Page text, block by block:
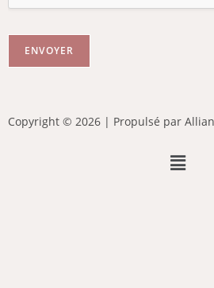
ENVOYER
Copyright © 2026 | Propulsé par